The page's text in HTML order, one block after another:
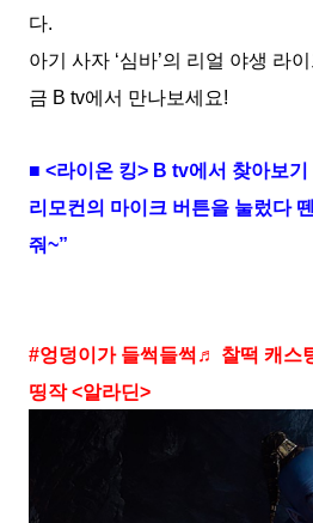
다.
아기 사자 ‘심바’의 리얼 야생 라
금 B tv에서 만나보세요!
■ <라이온 킹> B tv에서 찾아보기
리모컨의 마이크 버튼을 눌렀다
줘~”
#엉덩이가 들썩들썩♬ 찰떡 캐스
띵작 <알라딘>